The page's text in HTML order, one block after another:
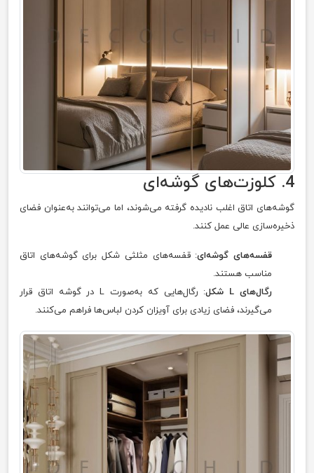
4. کلوزت‌های گوشه‌ای
گوشه‌های اتاق اغلب نادیده گرفته می‌شوند، اما می‌توانند به‌عنوان فضای
ذخیره‌سازی عالی عمل کنند.
قفسه‌های گوشه‌ای: قفسه‌های مثلثی شکل برای گوشه‌های اتاق
مناسب هستند.
رگال‌های L شکل
: رگال‌هایی که به‌صورت L در گوشه اتاق قرار
می‌گیرند، فضای زیادی برای آویزان کردن لباس‌ها فراهم می‌کنند.